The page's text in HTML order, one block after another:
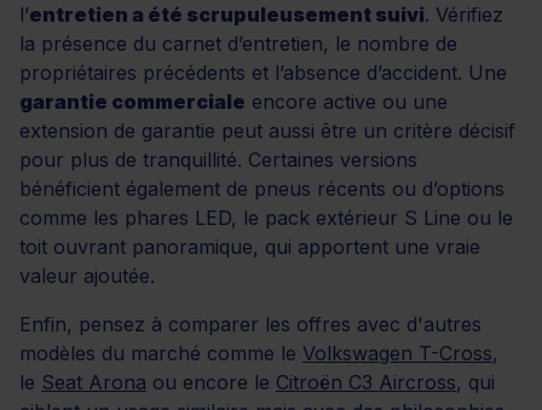
l’entretien a été scrupuleusement suivi. Vérifiez
la présence du carnet d’entretien, le nombre de
propriétaires précédents et l’absence d’accident. Une
garantie commerciale encore active ou une
extension de garantie peut aussi être un critère décisif
pour plus de tranquillité. Certaines versions
bénéficient également de pneus récents ou d’options
comme les phares LED, le pack extérieur S Line ou le
toit ouvrant panoramique, qui apportent une vraie
valeur ajoutée.
Enfin, pensez à comparer les offres avec d'autres
modèles du marché comme le Volkswagen T-Cross,
le Seat Arona ou encore le Citroën C3 Aircross, qui